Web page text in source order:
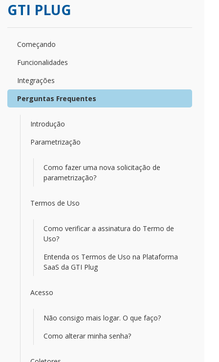
GTI PLUG
Começando
Funcionalidades
Integrações
Perguntas Frequentes
Introdução
Parametrização
Como fazer uma nova solicitação de
parametrização?
Termos de Uso
Como verificar a assinatura do Termo de
Uso?
Entenda os Termos de Uso na Plataforma
SaaS da GTI Plug
Acesso
Não consigo mais logar. O que faço?
Como alterar minha senha?